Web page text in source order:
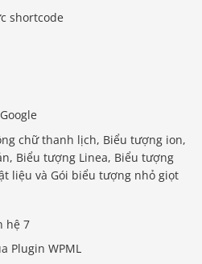
shortcode
chữ thanh lịch, Biểu tượng ion,
Biểu tượng Linea, Biểu tượng
liệu và Gói biểu tượng nhỏ giọt
hệ 7
Plugin WPML